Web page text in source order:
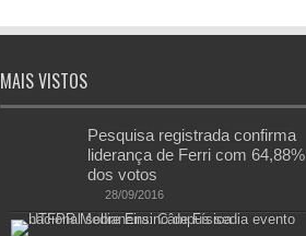
MAIS VISTOS
Pesquisa registrada confirma
liderança de Ferri com 64,88%
dos votos
28/09/2016